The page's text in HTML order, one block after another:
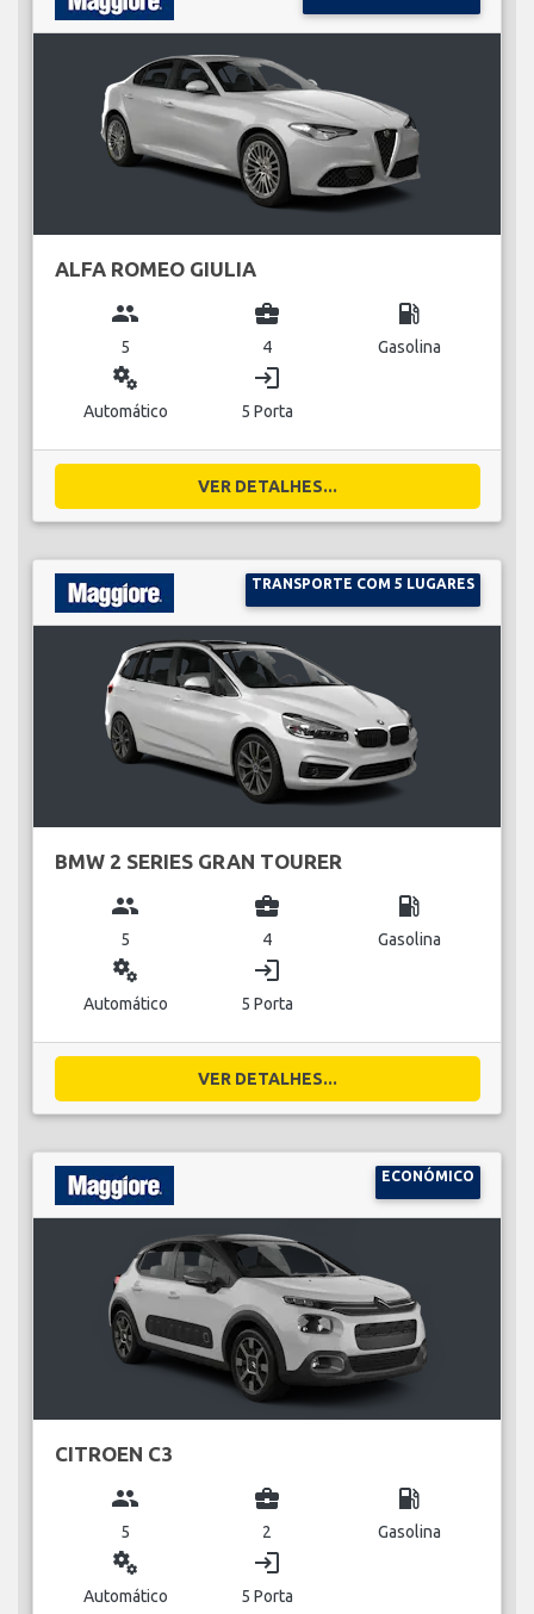
ALFA ROMEO GIULIA
group
5
business_center
4
local_gas_station
Gasolina
miscellaneous_services
Automático
login
5 Porta
VER DETALHES...
TRANSPORTE COM 5 LUGARES
BMW 2 SERIES GRAN TOURER
group
5
business_center
4
local_gas_station
Gasolina
miscellaneous_services
Automático
login
5 Porta
VER DETALHES...
ECONÓMICO
CITROEN C3
group
5
business_center
2
local_gas_station
Gasolina
miscellaneous_services
Automático
login
5 Porta